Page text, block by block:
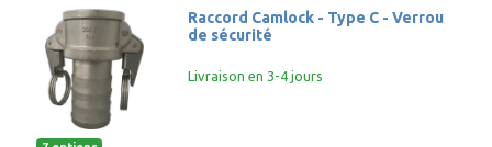
Raccord Camlock - Type C - Verrou
de sécurité
Livraison en 3-4 jours